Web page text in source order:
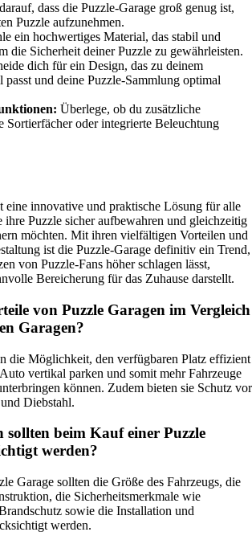
dass die Puzzle-Garage groß genug ist,
Puzzle aufzunehmen.
ein hochwertiges Material, das stabil und
die Sicherheit deiner Puzzle zu gewährleisten.
dich für ein Design, das zu deinem
passt und deine Puzzle-Sammlung optimal
Überlege, ob du zusätzliche
Sortierfächer oder integrierte Beleuchtung
eine innovative und praktische Lösung für alle
ihre Puzzle sicher aufbewahren und gleichzeitig
möchten. Mit ihren vielfältigen Vorteilen und
ist die Puzzle-Garage definitiv ein Trend,
von Puzzle-Fans höher schlagen lässt,
Bereicherung für das Zuhause darstellt.
von Puzzle Garagen im Vergleich
Garagen?
die Möglichkeit, den verfügbaren Platz effizient
vertikal parken und somit mehr Fahrzeuge
können. Zudem bieten sie Schutz vor
Diebstahl.
sollten beim Kauf einer Puzzle
werden?
Garage sollten die Größe des Fahrzeugs, die
die Sicherheitsmerkmale wie
sowie die Installation und
werden.